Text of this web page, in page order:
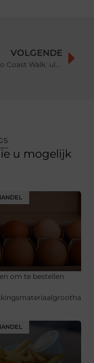
VOLGENDE
De Coast to Coast Walk: ultieme trail door drie nationale parken
u mogelijk
om te bestellen